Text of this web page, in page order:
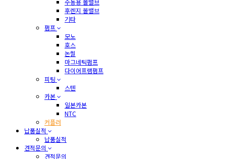
후렌지 볼밸브
기타
펌프
모노
호스
논씰
마그네틱펌프
다이어프램펌프
피팅
스텐
카본
일본카본
NTC
커플러
납품실적
납품실적
견적문의
견적문의